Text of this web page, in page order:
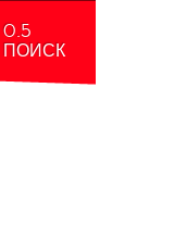
0.5
ПОИСК